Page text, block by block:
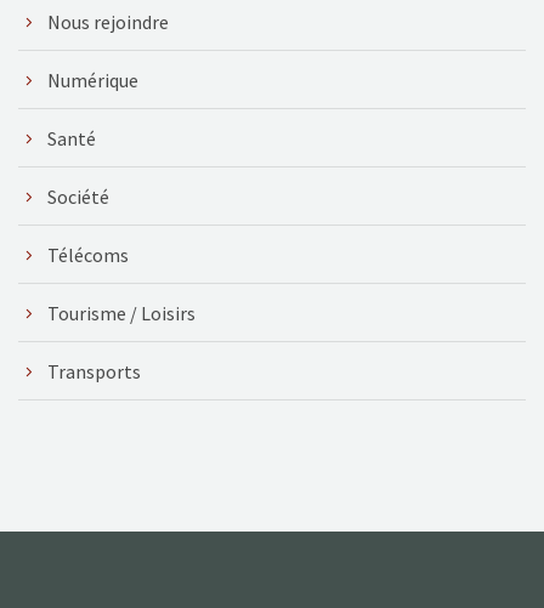
Nous rejoindre
Numérique
Santé
Société
Télécoms
Tourisme / Loisirs
Transports